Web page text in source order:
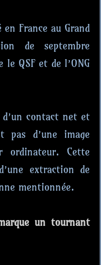
France au Grand
de septembre
le QSF et de l’ONG
contact net et
pas d’une image
ordinateur. Cette
extraction de
mentionnée.
un tournant